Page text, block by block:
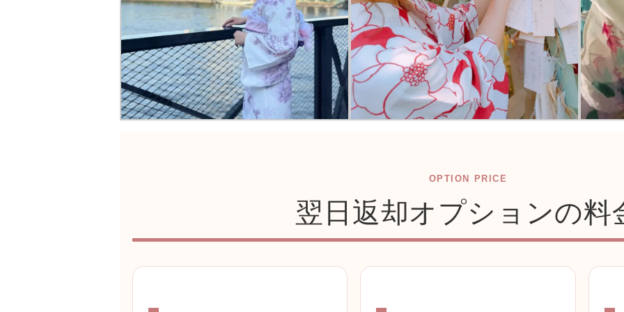
OPTION PRICE
翌日返却オプションの料